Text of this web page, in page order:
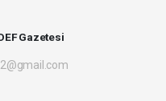
Gazetesi